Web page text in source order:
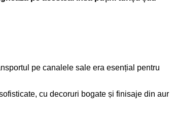
pe canalele sale era esențial pentru
cu decoruri bogate și finisaje din aur